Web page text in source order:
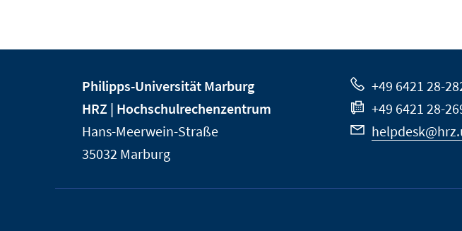
Informationen
der
Universität
Marburg
Philipps-Universität Marburg
HRZ | Hochschulrechenzentrum
Hans-Meerwein-Straße
35032 Marburg
+49 6421 28-
+49 6421 28-